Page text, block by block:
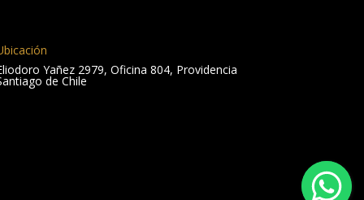
Yañez 2979, Oficina 804, Providencia
de Chile